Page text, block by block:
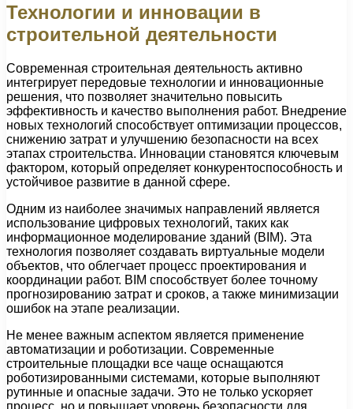
Технологии и инновации в
строительной деятельности
Современная строительная деятельность активно
интегрирует передовые технологии и инновационные
решения, что позволяет значительно повысить
эффективность и качество выполнения работ. Внедрение
новых технологий способствует оптимизации процессов,
снижению затрат и улучшению безопасности на всех
этапах строительства. Инновации становятся ключевым
фактором, который определяет конкурентоспособность и
устойчивое развитие в данной сфере.
Одним из наиболее значимых направлений является
использование цифровых технологий, таких как
информационное моделирование зданий (BIM). Эта
технология позволяет создавать виртуальные модели
объектов, что облегчает процесс проектирования и
координации работ. BIM способствует более точному
прогнозированию затрат и сроков, а также минимизации
ошибок на этапе реализации.
Не менее важным аспектом является применение
автоматизации и роботизации. Современные
строительные площадки все чаще оснащаются
роботизированными системами, которые выполняют
рутинные и опасные задачи. Это не только ускоряет
процесс, но и повышает уровень безопасности для